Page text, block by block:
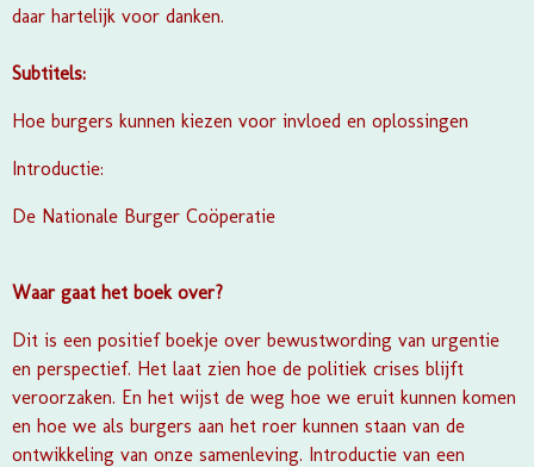
daar hartelijk voor danken.
Subtitels:
Hoe burgers kunnen kiezen voor invloed en oplossingen
Introductie:
De Nationale Burger Coöperatie
Waar gaat het boek over?
Dit is een positief boekje over bewustwording van urgentie
en perspectief. Het laat zien hoe de politiek crises blijft
veroorzaken. En het wijst de weg hoe we eruit kunnen komen
en hoe we als burgers aan het roer kunnen staan van de
ontwikkeling van onze samenleving. Introductie van een